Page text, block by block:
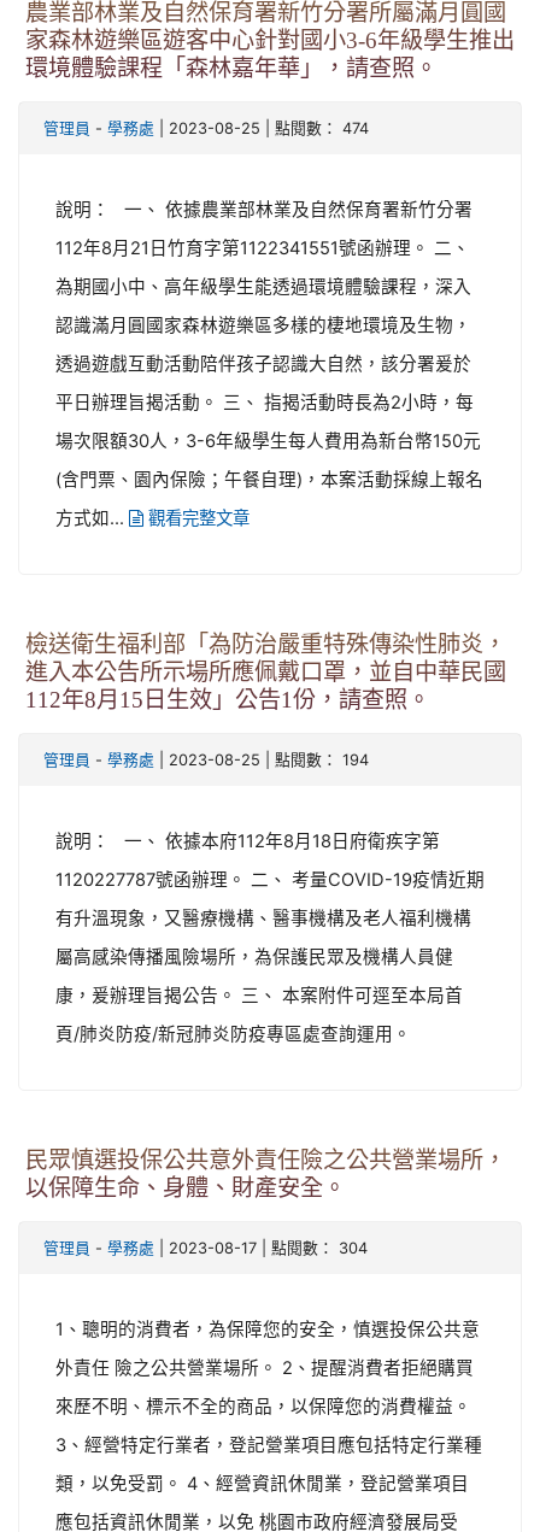
農業部林業及自然保育署新竹分署所屬滿月圓國
家森林遊樂區遊客中心針對國小3-6年級學生推出
環境體驗課程「森林嘉年華」，請查照。
管理員 - 學務處 | 2023-08-25 | 點閱數： 474
說明： 一、 依據農業部林業及自然保育署新竹分署
112年8月21日竹育字第1122341551號函辦理。 二、
為期國小中、高年級學生能透過環境體驗課程，深入
認識滿月圓國家森林遊樂區多樣的棲地環境及生物，
透過遊戲互動活動陪伴孩子認識大自然，該分署爰於
平日辦理旨揭活動。 三、 指揭活動時長為2小時，每
場次限額30人，3-6年級學生每人費用為新台幣150元
(含門票、園內保險；午餐自理)，本案活動採線上報名
方式如...
觀看完整文章
檢送衛生福利部「為防治嚴重特殊傳染性肺炎，
進入本公告所示場所應佩戴口罩，並自中華民國
112年8月15日生效」公告1份，請查照。
管理員 - 學務處 | 2023-08-25 | 點閱數： 194
說明： 一、 依據本府112年8月18日府衛疾字第
1120227787號函辦理。 二、 考量COVID-19疫情近期
有升溫現象，又醫療機構、醫事機構及老人福利機構
屬高感染傳播風險場所，為保護民眾及機構人員健
康，爰辦理旨揭公告。 三、 本案附件可逕至本局首
頁/肺炎防疫/新冠肺炎防疫專區處查詢運用。
民眾慎選投保公共意外責任險之公共營業場所，
以保障生命、身體、財產安全。
管理員 - 學務處 | 2023-08-17 | 點閱數： 304
1、聰明的消費者，為保障您的安全，慎選投保公共意
外責任 險之公共營業場所。 2、提醒消費者拒絕購買
來歷不明、標示不全的商品，以保障您的消費權益。
3、經營特定行業者，登記營業項目應包括特定行業種
類，以免受罰。 4、經營資訊休閒業，登記營業項目
應包括資訊休閒業，以免 桃園市政府經濟發展局受